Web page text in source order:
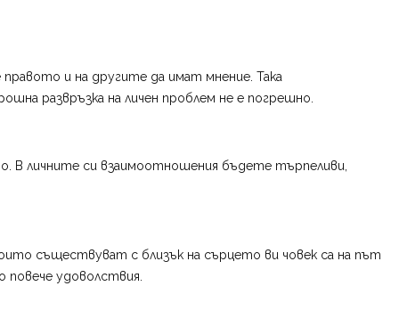
и на другите да имат мнение. Така
развръзка на личен проблем не е погрешно.
В личните си взаимоотношения бъдете търпеливи,
съществуват с близък на сърцето ви човек са на път
повече удоволствия.